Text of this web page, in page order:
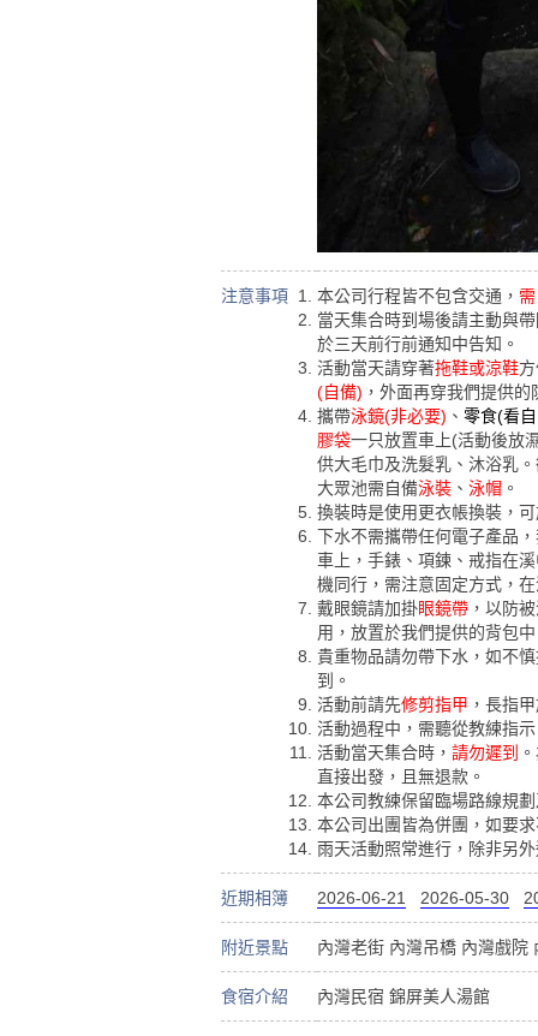
注意事項 本公司行程皆不包含交通，
當天集合時到場後請主動與
於三天前行前通知中告知。
活動當天請穿著拖鞋或涼鞋
(自備) ，外面再穿我們提供的
攜帶泳鏡(非必要) 、 零食(看
膠袋一只放置車上(活動後放
供大毛巾及洗髮乳、沐浴乳
大眾池需自備泳裝 、 泳帽 。
換裝時是使用更衣帳換裝，
下水不需攜帶任何電子產品
車上，手錶、項鍊、戒指在
機同行，需注意固定方式，
戴眼鏡請加掛眼鏡帶 ，以防
用，放置於我們提供的背包
貴重物品請勿帶下水，如不
到。
活動前請先修剪指甲 ，長指
活動過程中，需聽從教練指
活動當天集合時， 請勿遲到
直接出發，且無退款。
本公司教練保留臨場路線規
本公司出團皆為併團，如要
雨天活動照常進行，除非另
近期相簿 2026-06-21 2026-05-30
附近景點 內灣老街 內灣吊橋 內灣戲院
食宿介紹 內灣民宿 錦屏美人湯館